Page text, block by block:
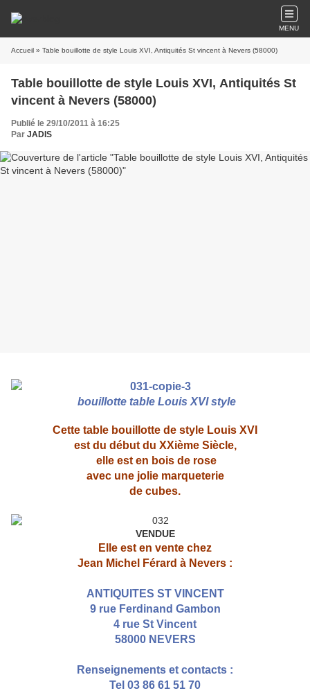
MENU
Accueil » Table bouillotte de style Louis XVI, Antiquités St vincent à Nevers (58000)
Table bouillotte de style Louis XVI, Antiquités St
vincent à Nevers (58000)
Publié le 29/10/2011 à 16:25
Par JADIS
bouillotte table Louis XVI style
Cette table bouillotte de style Louis XVI
est du début du XXième Siècle,
elle est en bois de rose
avec une jolie marqueterie
de cubes.
VENDUE
Elle est en vente chez
Jean Michel Férard à Nevers :
ANTIQUITES ST VINCENT
9 rue Ferdinand Gambon
4 rue St Vincent
58000 NEVERS
Renseignements et contacts :
Tel 03 86 61 51 70